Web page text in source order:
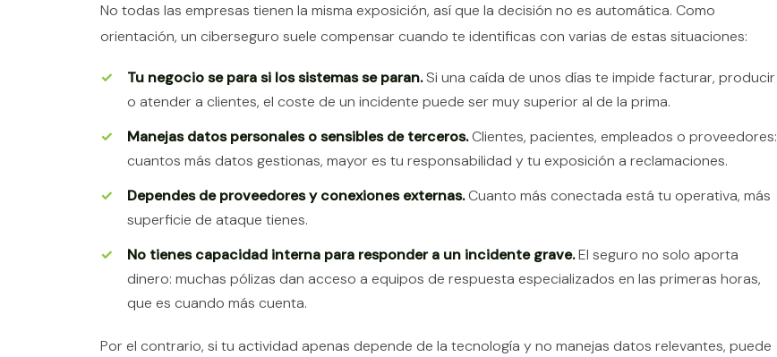
No todas las empresas tienen la misma exposición, así que la decisión no es automática. Como
orientación, un ciberseguro suele compensar cuando te identificas con varias de estas situaciones:
Tu negocio se para si los sistemas se paran.Si una caída de unos días te impide facturar, producir
o atender a clientes, el coste de un incidente puede ser muy superior al de la prima.
Manejas datos personales o sensibles de terceros.Clientes, pacientes, empleados o proveedores:
cuantos más datos gestionas, mayor es tu responsabilidad y tu exposición a reclamaciones.
Dependes de proveedores y conexiones externas.Cuanto más conectada está tu operativa, más
superficie de ataque tienes.
No tienes capacidad interna para responder a un incidente grave.El seguro no solo aporta
dinero: muchas pólizas dan acceso a equipos de respuesta especializados en las primeras horas,
que es cuando más cuenta.
Por el contrario, si tu actividad apenas depende de la tecnología y no manejas datos relevantes, puede